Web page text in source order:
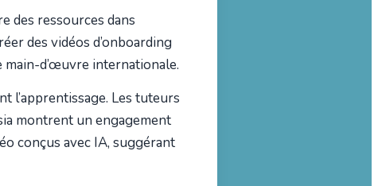
des ressources dans
des vidéos d’onboarding
main-d’œuvre internationale.
l’apprentissage. Les tuteurs
montrent un engagement
conçus avec IA, suggérant